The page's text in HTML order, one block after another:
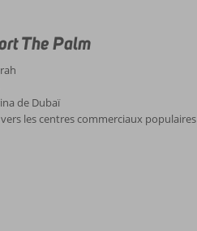
The Palm
de Dubaï
les centres commerciaux populaires